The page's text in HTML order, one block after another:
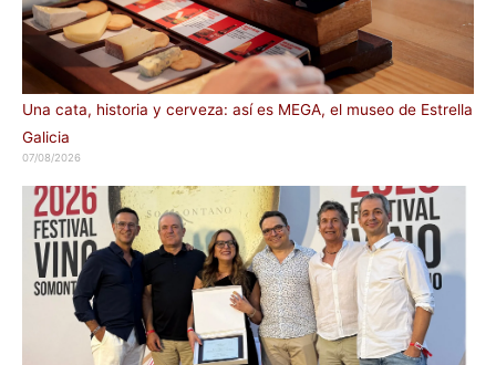
Una cata, historia y cerveza: así es MEGA, el museo de Estrella
Galicia
07/08/2026